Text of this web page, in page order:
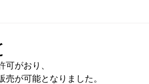
携帯料金
がおり、
が可能となりました。